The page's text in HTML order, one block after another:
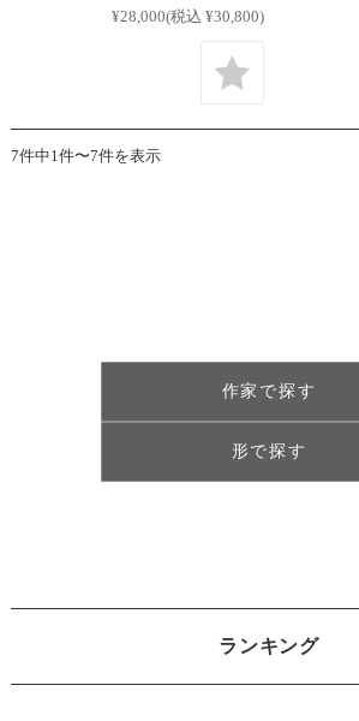
¥28,000(税込 ¥30,800)
7件中1件〜7件を表示
作家で探す
形で探す
ランキング